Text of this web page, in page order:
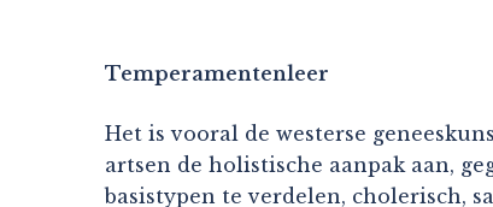
Temperamentenleer
Het is vooral de westerse
artsen de holistische aanpak aan,
basistypen te verdelen, cholerisch,